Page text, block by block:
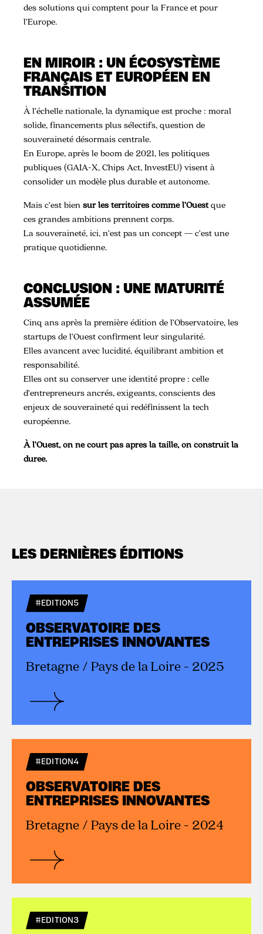
des solutions qui comptent pour la France et pour
l’Europe.
EN MIROIR : UN ÉCOSYSTÈME
FRANÇAIS ET EUROPÉEN EN
TRANSITION
À l’échelle nationale, la dynamique est proche : moral
solide, financements plus sélectifs, question de
souveraineté désormais centrale.
En Europe, après le boom de 2021, les politiques
publiques (GAIA-X, Chips Act, InvestEU) visent à
consolider un modèle plus durable et autonome.
Mais c’est bien sur les territoires comme l’Ouestque
ces grandes ambitions prennent corps.
La souveraineté, ici, n’est pas un concept — c’est une
pratique quotidienne.
CONCLUSION : UNE MATURITÉ
ASSUMÉE
Cinq ans après la première édition de l’Observatoire, les
startups de l’Ouest confirment leur singularité.
Elles avancent avec lucidité, équilibrant ambition et
responsabilité.
Elles ont su conserver une identité propre : celle
d’entrepreneurs ancrés, exigeants, conscients des
enjeux de souveraineté qui redéfinissent la tech
européenne.
À l’Ouest, on ne court pas après la taille, on construit la
durée.
LES DERNIÈRES ÉDITIONS
#EDITION5
OBSERVATOIRE DES
ENTREPRISES INNOVANTES
Bretagne / Pays de la Loire - 2025
#EDITION4
OBSERVATOIRE DES
ENTREPRISES INNOVANTES
Bretagne / Pays de la Loire - 2024
#EDITION3